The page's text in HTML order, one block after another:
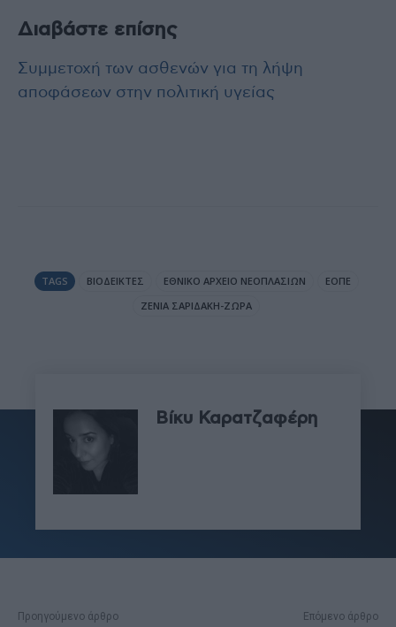
Διαβάστε επίσης
Συμμετοχή των ασθενών για τη λήψη
αποφάσεων στην πολιτική υγείας
TAGS ΒΙΟΔΕΊΚΤΕΣ ΕΘΝΙΚΌ ΑΡΧΕΊΟ ΝΕΟΠΛΑΣΙΏΝ
ΕΟΠΕ
ΖΈΝΙΑ ΣΑΡΙΔΆΚΗ-ΖΏΡΑ
Βίκυ Καρατζαφέρη
Προηγούμενο άρθρο Επόμενο άρθρο